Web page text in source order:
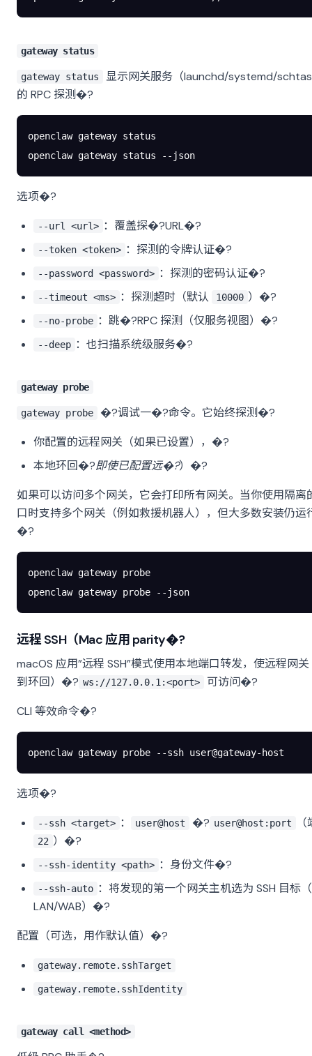
gateway status
gateway status
显示网关服务（launchd/systemd/
的 RPC 探测�?
openclaw gateway status
openclaw gateway status --json
选项�?
--url <url> ：覆盖探�?URL�?
--token <token> ：探测的令牌认证�?
--password <password> ：探测的密码认证�?
--timeout <ms> ：探测超时（默认 10000 ）�?
--no-probe ：跳�?RPC 探测（仅服务视图）�?
--deep ：也扫描系统级服务�?
gateway probe
gateway probe
�?调试一�?命令。它始终探测�?
你配置的远程网关（如果已设置），�?
本地环回�?即使已配置远�?）�?
如果可以访问多个网关，它会打印所有网关。当你使用隔离
口时支持多个网关（例如救援机器人），但大多数安装仍运
�?
openclaw gateway probe
openclaw gateway probe --json
远程 SSH（Mac 应用 parity�?
macOS 应用”远程 SSH”模式使用本地端口转发，使远程网
到环回）�? ws://127.0.0.1:<port>
可访问�?
CLI 等效命令�?
openclaw gateway probe --ssh user@gateway-host
选项�?
--ssh <target> ： user@host �? user@host:port
22 ）�?
--ssh-identity <path> ：身份文件�?
--ssh-auto ：将发现的第一个网关主机选为 SSH 目标
LAN/WAB）�?
配置（可选，用作默认值）�?
gateway.remote.sshTarget
gateway.remote.sshIdentity
gateway call <method>